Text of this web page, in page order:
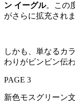
ン イーグル。この
がさらに拡充されま
しかも、単なるカ
わりがビンビン伝
PAGE 3
新色モスグリーン